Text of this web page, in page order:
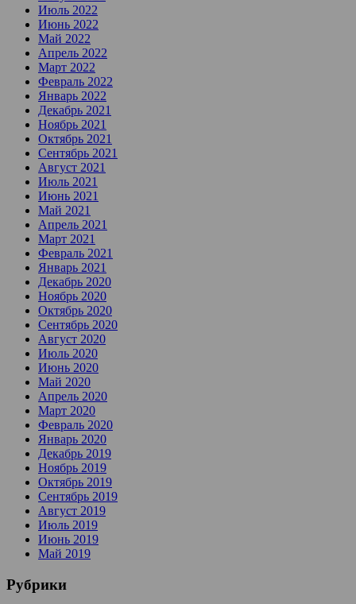
Июль 2022
Июнь 2022
Май 2022
Апрель 2022
Март 2022
Февраль 2022
Январь 2022
Декабрь 2021
Ноябрь 2021
Октябрь 2021
Сентябрь 2021
Август 2021
Июль 2021
Июнь 2021
Май 2021
Апрель 2021
Март 2021
Февраль 2021
Январь 2021
Декабрь 2020
Ноябрь 2020
Октябрь 2020
Сентябрь 2020
Август 2020
Июль 2020
Июнь 2020
Май 2020
Апрель 2020
Март 2020
Февраль 2020
Январь 2020
Декабрь 2019
Ноябрь 2019
Октябрь 2019
Сентябрь 2019
Август 2019
Июль 2019
Июнь 2019
Май 2019
Рубрики